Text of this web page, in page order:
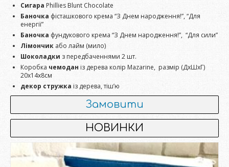
Сигара Phillies Blunt Chocolate
Баночка фісташкового крема “З Днем народження!”, “Для
енергії”
Баночка фундукового крема “З Днем народження!”, “Для сили”
Лімончик або лайм (мило)
Шоколадки з передбаченнями 2 шт.
Коробка чемодан із дерева колір Mazarine, размір (ДхШхГ)
20х14х8см
декор стружка із дерева, тіш’ю
Замовити
НОВИНКИ